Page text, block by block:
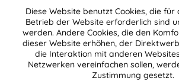
Diese Website benutzt Cookies, die für
Betrieb der Website erforderlich sind
werden. Andere Cookies, die den
dieser Website erhöhen, der
die Interaktion mit anderen
Netzwerken vereinfachen sollen,
Zustimmung gesetzt.